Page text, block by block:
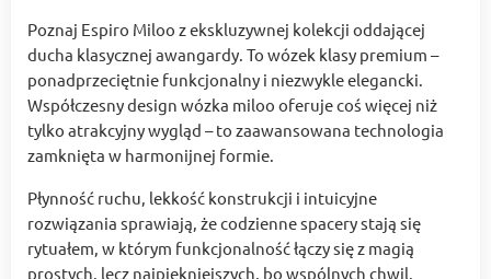
Poznaj Espiro Miloo z ekskluzywnej kolekcji oddającej
ducha klasycznej awangardy. To wózek klasy premium –
ponadprzeciętnie funkcjonalny i niezwykle elegancki.
Współczesny design wózka miloo oferuje coś więcej niż
tylko atrakcyjny wygląd – to zaawansowana technologia
zamknięta w harmonijnej formie.
Płynność ruchu, lekkość konstrukcji i intuicyjne
rozwiązania sprawiają, że codzienne spacery stają się
rytuałem, w którym funkcjonalność łączy się z magią
prostych, lecz najpiękniejszych, bo wspólnych chwil.